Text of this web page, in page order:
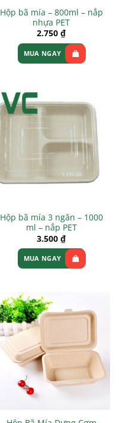
Hộp bã mía – 800ml – nắp
nhựa PET
2.750 ₫
MUA NGAY
Hộp bã mía 3 ngăn – 1000
ml – nắp PET
3.500 ₫
MUA NGAY